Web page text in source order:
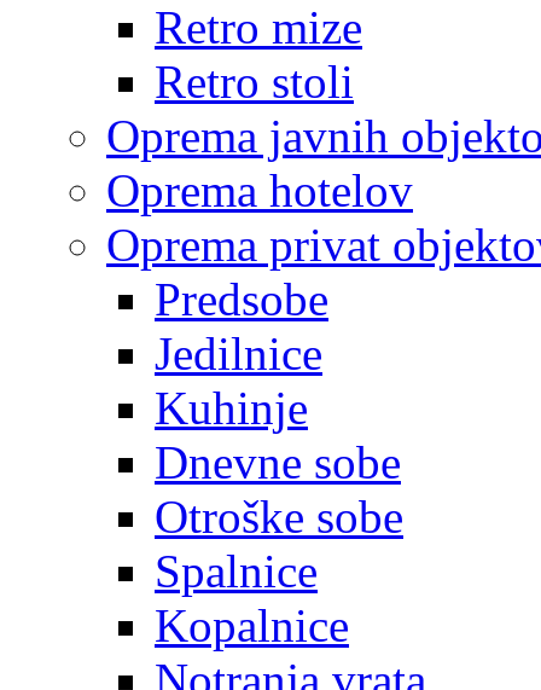
Retro mize
Retro stoli
Oprema javnih
Oprema hotelov
Oprema privat
Predsobe
Jedilnice
Kuhinje
Dnevne sobe
Otroške sobe
Spalnice
Kopalnice